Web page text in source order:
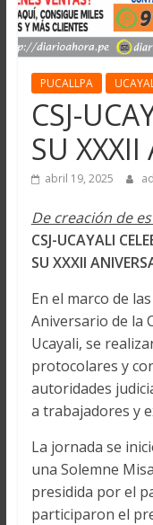
PUCALLPA
CSJ-
SU XXXII
abril 19, 2025
De creación de
CSJ-UCAYALI
SU XXXII
En el marco de
Aniversario de la
Ucayali, se
protocolares y
autoridades
a trabajadores y
La jornada se
una Solemne
presidida por el
participaron el